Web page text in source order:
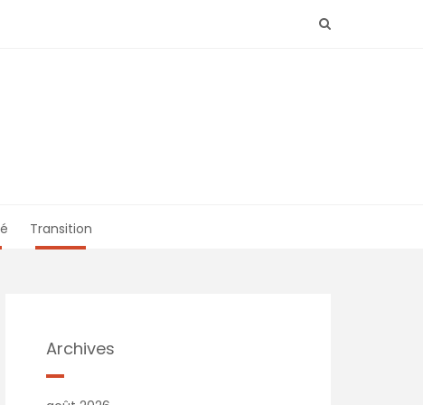
Transition
Archives